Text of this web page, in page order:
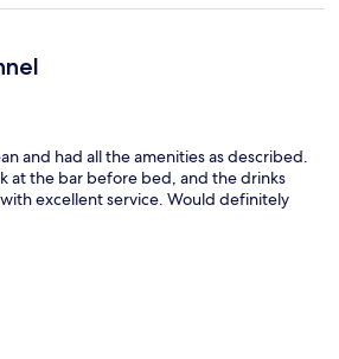
and had all the amenities as described.
at the bar before bed, and the drinks
excellent service. Would definitely